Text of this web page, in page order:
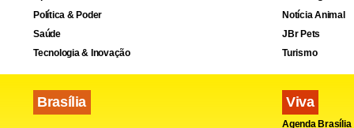
Os
parasita da
atuais, o
Política & Poder
Saúde
Tecnologia & Inovação
Brasília
Notícia Animal
JBr Pets
Turismo
Viva
Agenda Brasília